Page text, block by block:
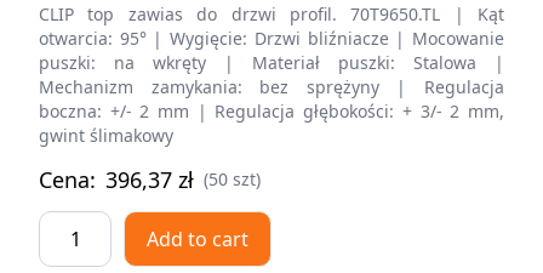
CLIP top zawias do drzwi profil. 70T9650.TL | Kąt
otwarcia: 95° | Wygięcie: Drzwi bliźniacze | Mocowanie
puszki: na wkręty | Materiał puszki: Stalowa |
Mechanizm zamykania: bez sprężyny | Regulacja
boczna: +/- 2 mm | Regulacja głębokości: + 3/- 2 mm,
gwint ślimakowy
Cena: 396,37 zł (50 szt)
CLIP
top
Add to cart